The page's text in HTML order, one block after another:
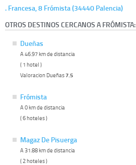
. Francesa, 8 Frómista (34440 Palencia)
OTROS DESTINOS CERCANOS A FRÓMISTA:
Dueñas
A 46.97 km de distancia
( 1 hotel )
Valoracion Dueñas7.5
Frómista
A 0 km de distancia
( 6 hoteles )
Magaz De Pisuerga
A 31.88 km de distancia
( 2 hoteles )